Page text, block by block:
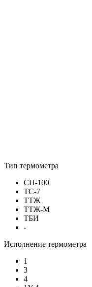
Тип термометра
СП-100
ТС-7
ТТЖ
ТТЖ-М
ТБИ
-
Исполнение термометра
1
3
4